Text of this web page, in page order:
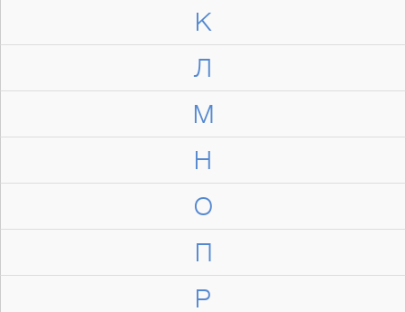
К
Л
М
Н
О
П
Р